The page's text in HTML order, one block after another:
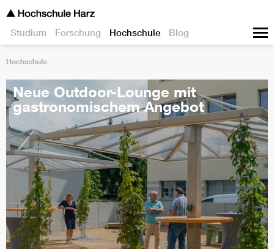
Studium Forschung Hochschule Blog
Hochschule
Neue Outdoor-Lounge mit
gastronomischem Angebot